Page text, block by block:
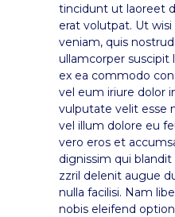
tincidunt ut laoreet
erat volutpat. Ut
veniam, quis
ullamcorper suscipit
ex ea commodo
vel eum iriure dolor
vulputate velit esse
vel illum dolore eu
vero eros et
dignissim qui
zzril delenit augue
nulla facilisi. Nam
nobis eleifend